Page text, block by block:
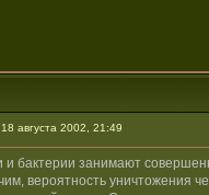
августа 2002, 21:49
и бактерии занимают
вероятность уничтожения